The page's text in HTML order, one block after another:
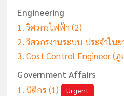
Engineering
วิศวกรไฟฟ้า(2)
วิศวกรงานระบบ ประจำในย
Cost Control Engineer (ภู
Government Affairs
นิติกร(1) Urgent